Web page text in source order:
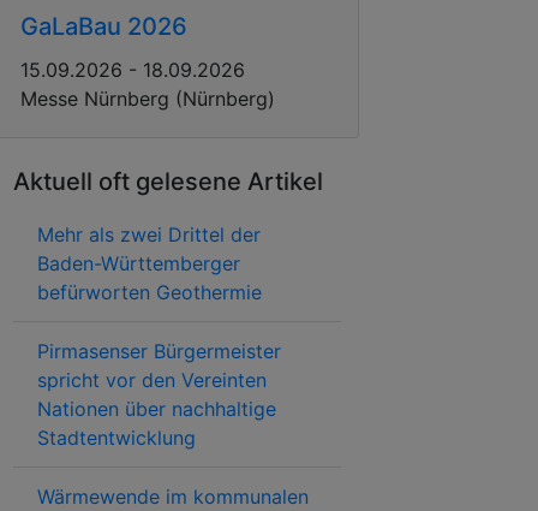
GaLaBau 2026
15.09.2026 - 18.09.2026
Messe Nürnberg (Nürnberg)
Aktuell oft gelesene Artikel
Mehr als zwei Drittel der
Baden-Württemberger
befürworten Geothermie
Pirmasenser Bürgermeister
spricht vor den Vereinten
Nationen über nachhaltige
Stadtentwicklung
Wärmewende im kommunalen